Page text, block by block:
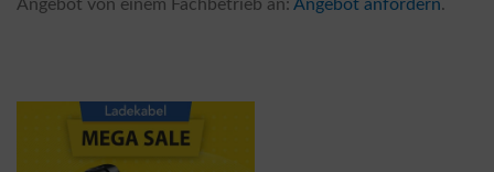
Angebot von einem Fachbetrieb an: Angebot anfordern.